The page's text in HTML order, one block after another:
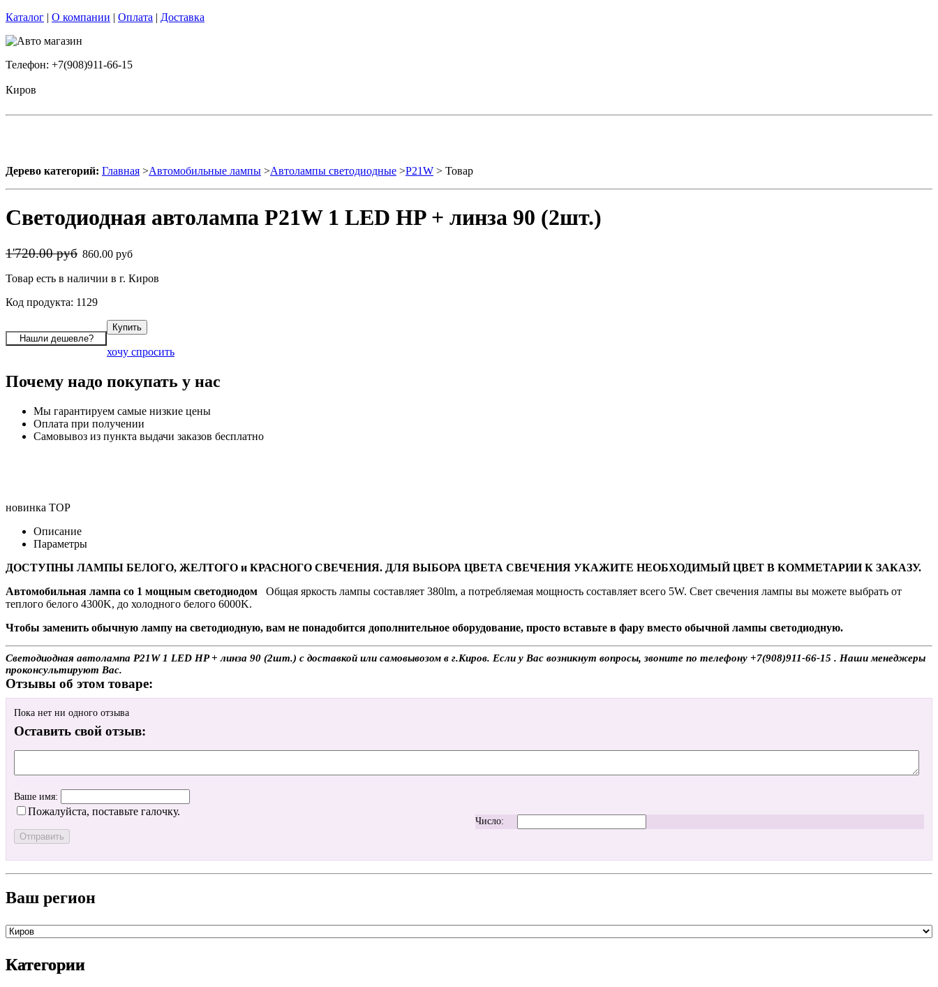
Каталог | О компании | Оплата | Доставка
Телефон: +7(908)911-66-15
Киров
Дерево категорий: Главная >Автомобильные лампы >Автолампы светодиодные >P21W > Товар
Светодиодная автолампа P21W 1 LED HP + линза 90 (2шт.)
1'720.00 руб 860.00 руб
Товар есть в наличии в г. Киров
Код продукта: 1129
хочу спросить
Почему надо покупать у нас
Мы гарантируем самые низкие цены
Оплата при получении
Самовывоз из пункта выдачи заказов бесплатно
новинка TOP
Описание
Параметры
ДОСТУПНЫ ЛАМПЫ БЕЛОГО, ЖЕЛТОГО и КРАСНОГО СВЕЧЕНИЯ. ДЛЯ ВЫБОРА ЦВЕТА СВЕЧЕНИЯ УКАЖИТЕ НЕОБХОДИМЫЙ ЦВЕТ В КОММЕТАРИИ К ЗАКАЗУ.
Автомобильная лампа co 1 мощным светодиодом
Общая яркость лампы составляет 380lm, а потребляемая мощность составляет всего 5W. Свет свечения лампы вы можете выбрать от
теплого белого 4300K, до холодного белого 6000K.
Чтобы заменить обычную лампу на светодиодную, вам не понадобится дополнительное оборудование, просто вставьте в фару вместо обычной лампы светодиодную.
Светодиодная автолампа P21W 1 LED HP + линза 90 (2шт.) с доставкой или самовывозом в г.Киров. Если у Вас возникнут вопросы, звоните по телефону +7(908)911-66-15 . Наши менеджеры
проконсультируют Вас.
Отзывы об этом товаре:
Пока нет ни одного отзыва
Оставить свой отзыв:
Ваше имя:
Пожалуйста, поставьте галочку.
Число:
Ваш регион
Категории